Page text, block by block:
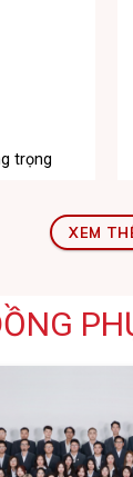
trọng
XEM